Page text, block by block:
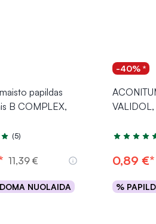
papildas
B COMPLEX,
5.0 iš 5
(5)
11,39 €
NUOLAIDA
-40% *
VALIDOL,
0,89 €*
%
Į